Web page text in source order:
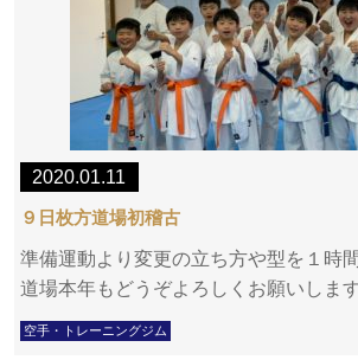
2020.01.11
９日枚方道場初稽古
準備運動より変更の立ち方や型を１時
道場本年もどうぞよろしくお願いします
空手・トレーニングジム